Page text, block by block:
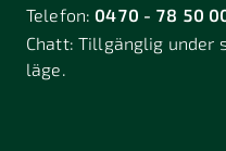
Telefon:0470 - 78 50
Chatt:Tillgänglig under
läge.